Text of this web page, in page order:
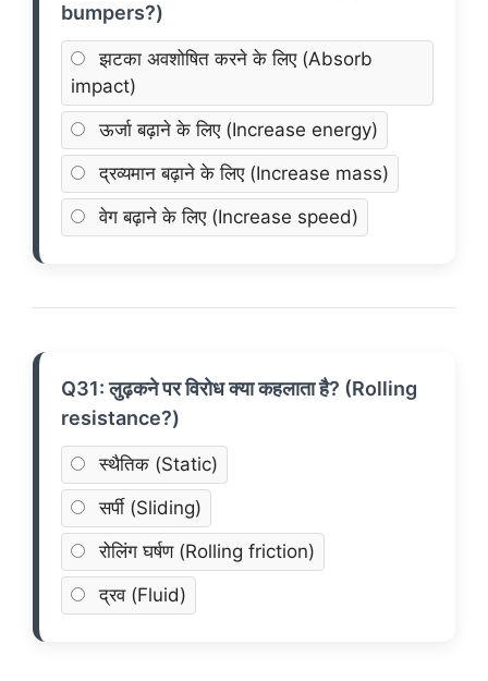
bumpers?)
झटका अवशोषित करने के लिए (Absorb
impact)
ऊर्जा बढ़ाने के लिए (Increase energy)
द्रव्यमान बढ़ाने के लिए (Increase mass)
वेग बढ़ाने के लिए (Increase speed)
Q31: लुढ़कने पर विरोध क्या कहलाता है? (Rolling
resistance?)
स्थैतिक (Static)
सर्पी (Sliding)
रोलिंग घर्षण (Rolling friction)
द्रव (Fluid)